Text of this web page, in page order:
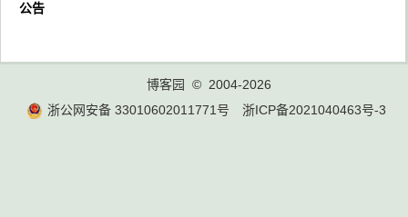
公告
博客园
© 2004-2026
浙公网安备 33010602011771号
浙ICP备2021040463号-3